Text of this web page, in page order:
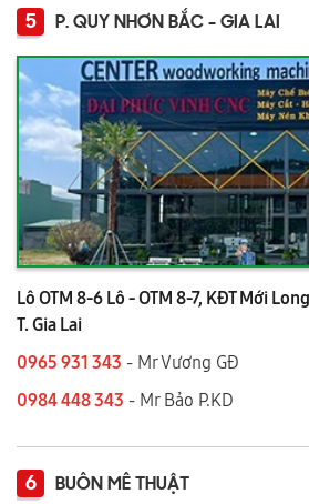
5 P. QUY NHƠN BẮC - GIA LAI
Lô OTM 8-6 Lô - OTM 8-7, KĐT Mới
T. Gia Lai
0965 931 343 - Mr Vương GĐ
0984 448 343 - Mr Bảo P.KD
6 BUÔN MÊ THUẬT